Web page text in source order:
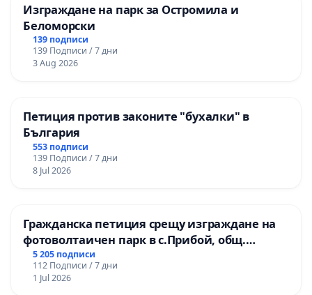
Изграждане на парк за Остромила и
Беломорски
139 подписи
139 Подписи / 7 дни
3 Aug 2026
Петиция против законите "бухалки" в
България
553 подписи
139 Подписи / 7 дни
8 Jul 2026
Гражданска петиция срещу изграждане на
фотоволтаичен парк в с.Прибой, общ.
Радомир
5 205 подписи
112 Подписи / 7 дни
1 Jul 2026